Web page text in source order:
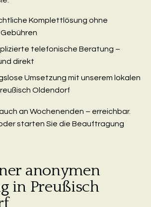
Komplettlösung ohne
telefonische Beratung –
direkt
Umsetzung mit unserem lokalen
Oldendorf
an Wochenenden – erreichbar.
starten Sie die Beauftragung
anonymen
in Preußisch